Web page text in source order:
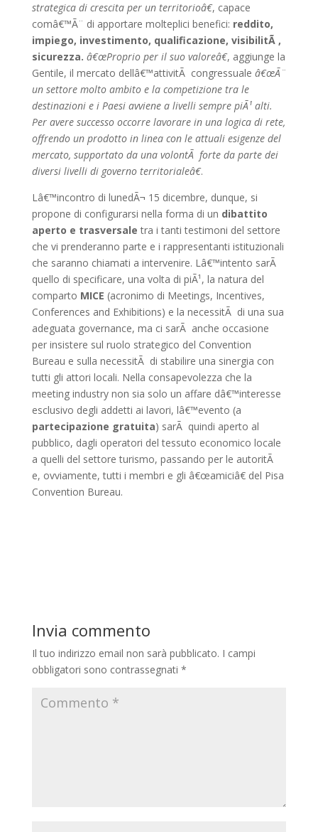
strategica di crescita per un territorioâ€, capace
comâ€™Ã¨ di apportare molteplici benefici: reddito,
impiego, investimento, qualificazione, visibilitÃ ,
sicurezza. â€œProprio per il suo valoreâ€, aggiunge la
Gentile, il mercato dellâ€™attivitÃ congressuale â€œÃ¨
un settore molto ambito e la competizione tra le
destinazioni e i Paesi avviene a livelli sempre piÃ¹ alti.
Per avere successo occorre lavorare in una logica di rete,
offrendo un prodotto in linea con le attuali esigenze del
mercato, supportato da una volontÃ forte da parte dei
diversi livelli di governo territorialeâ€.
Lâ€™incontro di lunedÃ¬ 15 dicembre, dunque, si
propone di configurarsi nella forma di un dibattito
aperto e trasversale tra i tanti testimoni del settore
che vi prenderanno parte e i rappresentanti istituzionali
che saranno chiamati a intervenire. Lâ€™intento sarÃ
quello di specificare, una volta di piÃ¹, la natura del
comparto MICE (acronimo di Meetings, Incentives,
Conferences and Exhibitions) e la necessitÃ di una sua
adeguata governance, ma ci sarÃ anche occasione
per insistere sul ruolo strategico del Convention
Bureau e sulla necessitÃ di stabilire una sinergia con
tutti gli attori locali. Nella consapevolezza che la
meeting industry non sia solo un affare dâ€™interesse
esclusivo degli addetti ai lavori, lâ€™evento (a
partecipazione gratuita) sarÃ quindi aperto al
pubblico, dagli operatori del tessuto economico locale
a quelli del settore turismo, passando per le autoritÃ
e, ovviamente, tutti i membri e gli â€œamiciâ€ del Pisa
Convention Bureau.
Invia commento
Il tuo indirizzo email non sarà pubblicato. I campi
obbligatori sono contrassegnati *